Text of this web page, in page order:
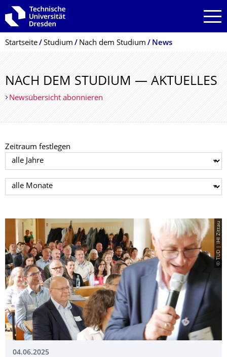
Zur Hauptnavigation springen
Zur Suche springen
Zum Inhalt springen
Breadcrumb-Menü
Startseite Studium Nach dem Studium News
NACH DEM STUDIUM — AKTUELLES
Newsübersicht abonnieren
Zeitraum festlegen
Jahr auswählen
Monat auswählen
© TUD | IHI Zittau
04.06.2025